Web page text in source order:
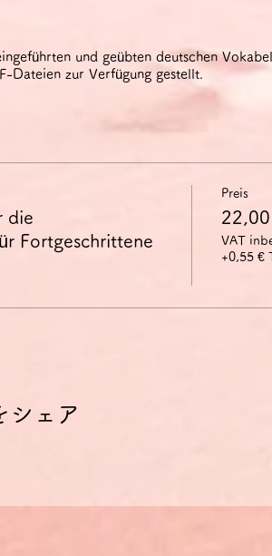
und geübten deutschen
Dateien zur Verfügung gestellt.
die
Fortgeschrittene
Preis
VAT
+0,55 €
シェア